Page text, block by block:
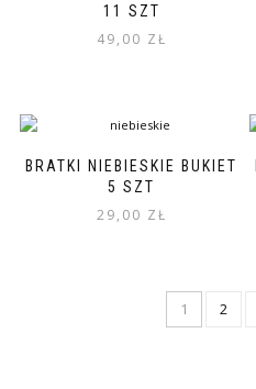
11 SZT
49,00 ZŁ
BRATKI NIEBIESKIE BUKIET
5 SZT
29,00 ZŁ
1 2